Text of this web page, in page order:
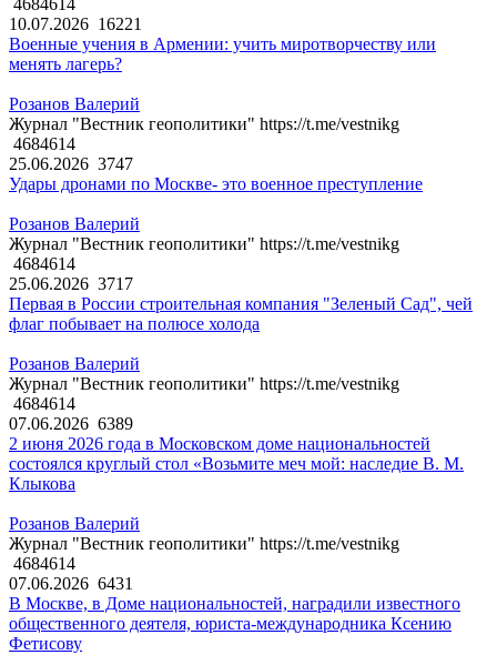
4684614
10.07.2026 16221
Военные учения в Армении: учить миротворчеству или
менять лагерь?
Розанов Валерий
Журнал "Вестник геополитики" https://t.me/vestnikg
4684614
25.06.2026 3747
Удары дронами по Москве- это военное преступление
Розанов Валерий
Журнал "Вестник геополитики" https://t.me/vestnikg
4684614
25.06.2026 3717
Первая в России строительная компания "Зеленый Сад", чей
флаг побывает на полюсе холода
Розанов Валерий
Журнал "Вестник геополитики" https://t.me/vestnikg
4684614
07.06.2026 6389
2 июня 2026 года в Московском доме национальностей
состоялся круглый стол «Возьмите меч мой: наследие В. М.
Клыкова
Розанов Валерий
Журнал "Вестник геополитики" https://t.me/vestnikg
4684614
07.06.2026 6431
В Москве, в Доме национальностей, наградили известного
общественного деятеля, юриста-международника Ксению
Фетисову